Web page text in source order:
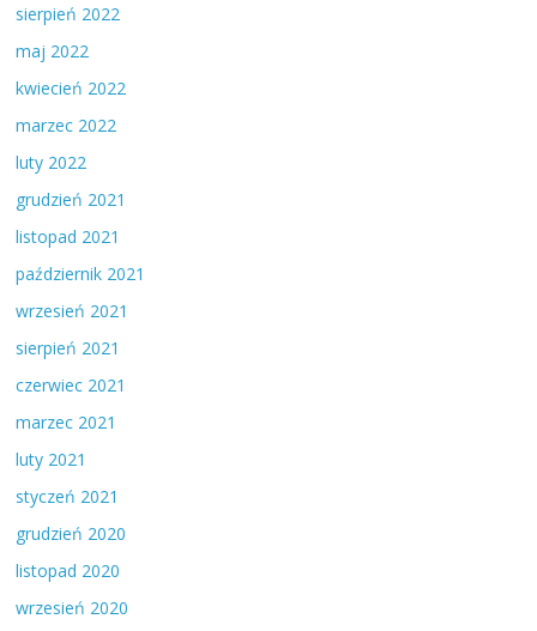
sierpień 2022
maj 2022
kwiecień 2022
marzec 2022
luty 2022
grudzień 2021
listopad 2021
październik 2021
wrzesień 2021
sierpień 2021
czerwiec 2021
marzec 2021
luty 2021
styczeń 2021
grudzień 2020
listopad 2020
wrzesień 2020